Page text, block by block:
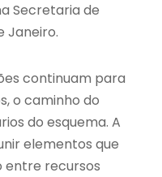
Secretaria de
Janeiro.
continuam para
o caminho do
do esquema. A
elementos que
entre recursos